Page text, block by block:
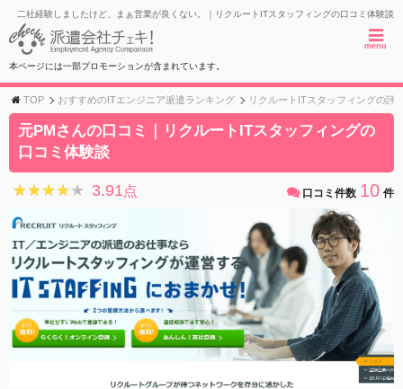
二社経験しましたけど、まぁ営業が良くない。｜リクルートITスタッフィングの口コミ体験談
menu
本ページには一部プロモーションが含まれています。
TOP おすすめのITエンジニア派遣ランキング リクルートITスタッフィングの評
元PMさんの口コミ｜リクルートITスタッフィングの
口コミ体験談
★★★★★
★★★★★ 3.91点 口コミ件数 10 件